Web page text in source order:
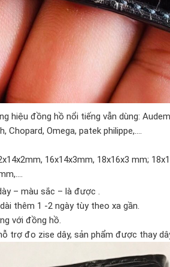
hiệu đồng hồ nổi tiếng vẫn dùng:
Chopard, Omega, patek philippe,….
16x14x3mm, 18x16x3 mm;
– màu sắc – là được .
thêm 1 -2 ngày tùy theo xa gần.
với đồng hồ.
trợ đo zise dây, sản phẩm được thay